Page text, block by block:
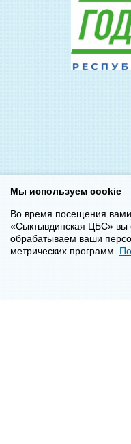
Мы используем cookie
Во время посещения
«Сыктывдинская ЦБС» вы
обрабатываем ваши
метрических программ.